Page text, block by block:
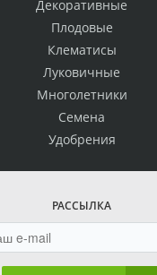
Декоративные
Плодовые
Клематисы
Луковичные
Многолетники
Семена
Удобрения
РАССЫЛКА